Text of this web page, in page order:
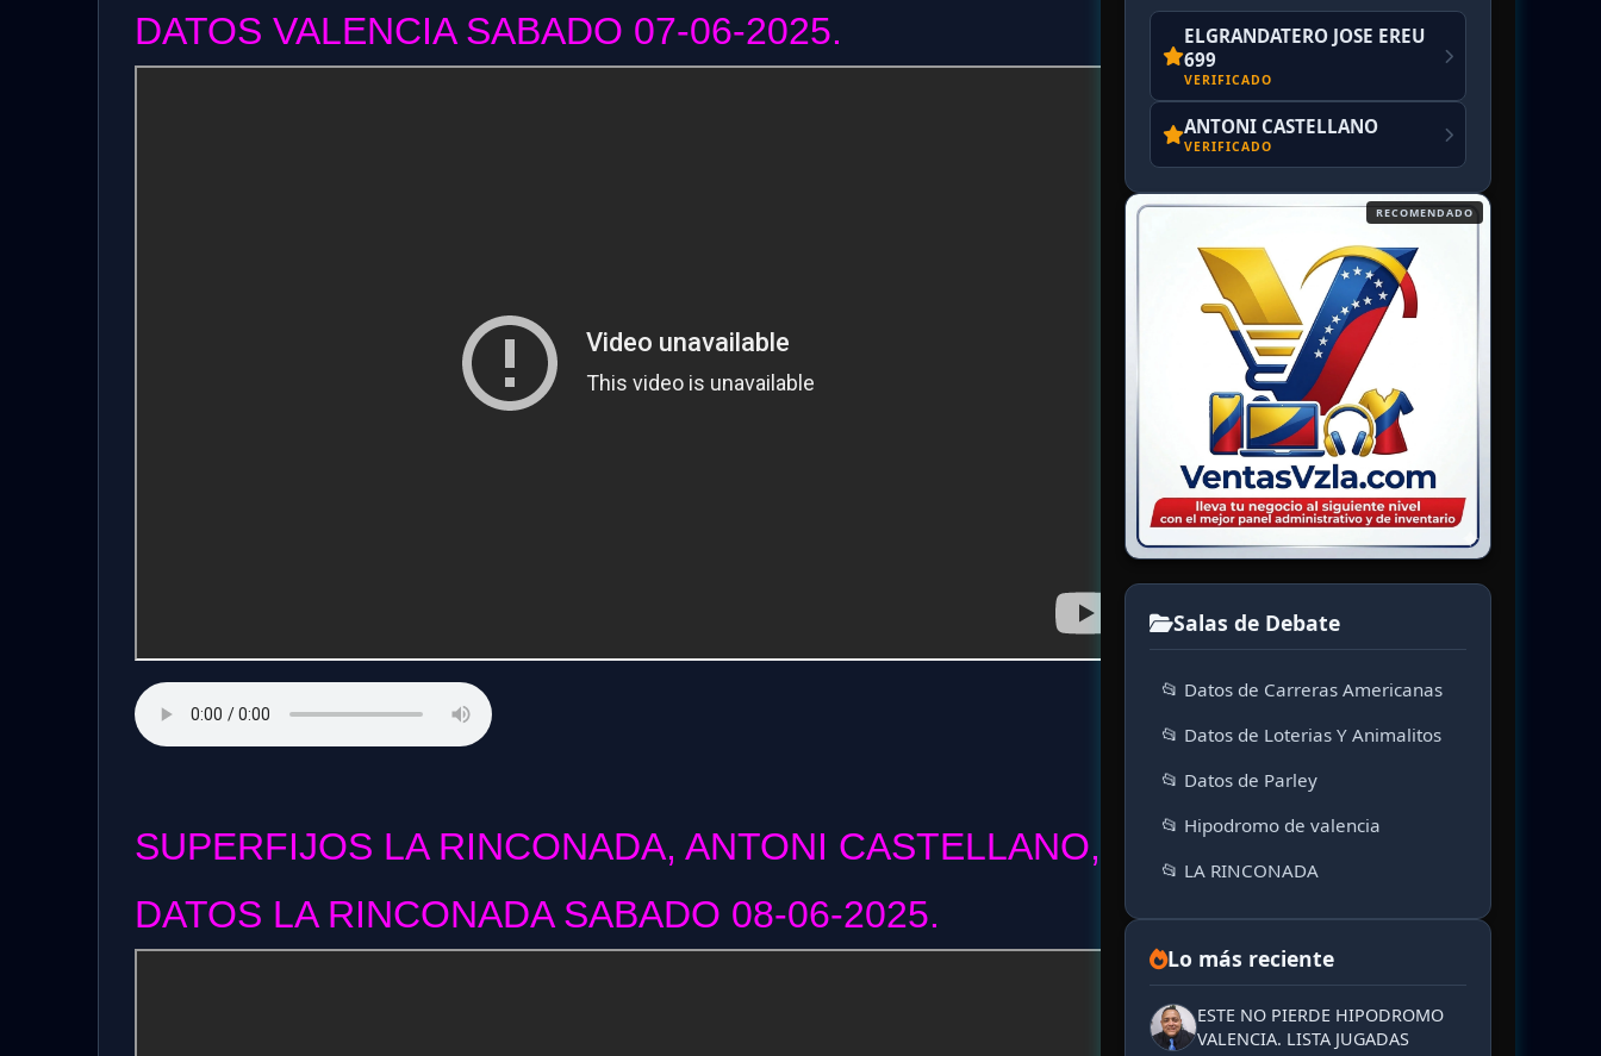
DATOS VALENCIA SABADO 07-06-2025.
SUPERFIJOS LA RINCONADA, ANTONI CASTELLANO,
DATOS LA RINCONADA SABADO 08-06-2025.
ELGRANDATERO JOSE EREU
699
VERIFICADO
ANTONI CASTELLANO
VERIFICADO
RECOMENDADO
Salas de Debate
📂 Datos de Carreras Americanas
📂 Datos de Loterias Y Animalitos
📂 Datos de Parley
📂 Hipodromo de valencia
📂 LA RINCONADA
Lo más reciente
ESTE NO PIERDE HIPODROMO
VALENCIA. LISTA JUGADAS